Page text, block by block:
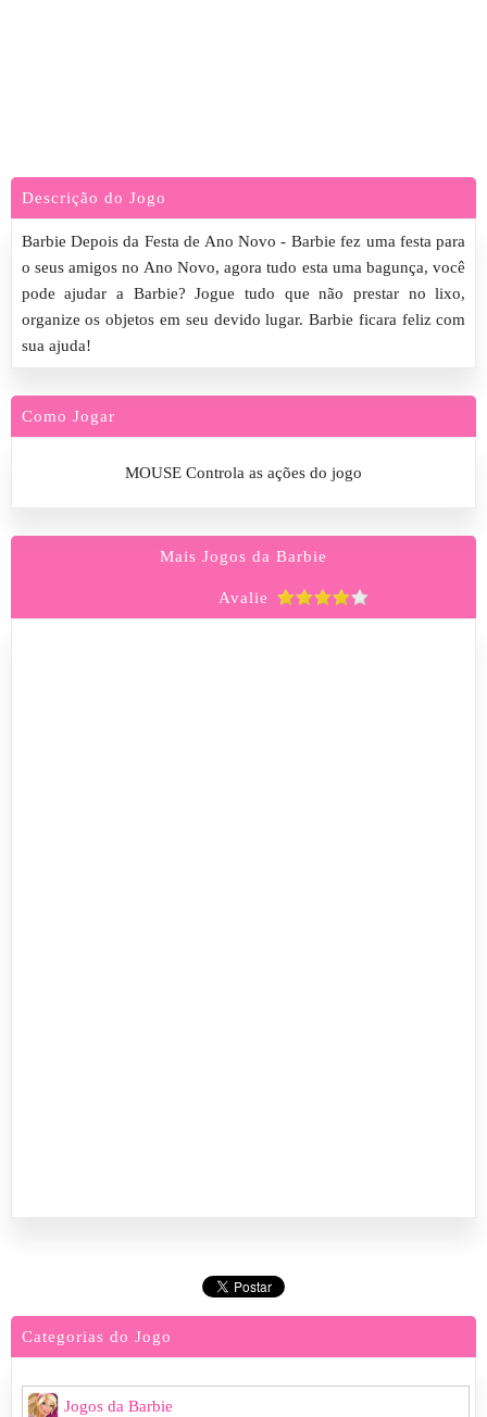
Descrição do Jogo
Barbie Depois da Festa de Ano Novo - Barbie fez uma festa para
o seus amigos no Ano Novo, agora tudo esta uma bagunça, você
pode ajudar a Barbie? Jogue tudo que não prestar no lixo,
organize os objetos em seu devido lugar. Barbie ficara feliz com
sua ajuda!
Como Jogar
MOUSE Controla as ações do jogo
Mais Jogos da Barbie
Avalie
Categorias do Jogo
Jogos da Barbie